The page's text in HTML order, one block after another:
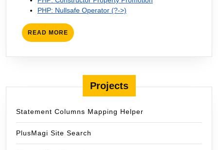
PHP: Nullsafe Operator (?->)
READ MORE READ
MORE
Projects
Statement Columns Mapping Helper
PlusMagi Site Search